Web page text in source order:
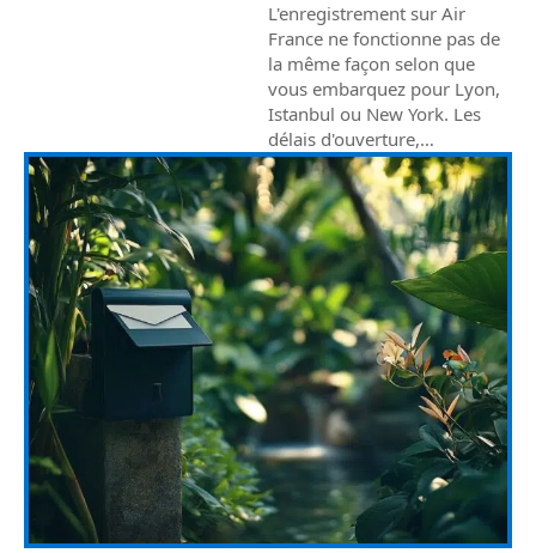
L'enregistrement sur Air
France ne fonctionne pas de
la même façon selon que
vous embarquez pour Lyon,
Istanbul ou New York. Les
délais d'ouverture,…